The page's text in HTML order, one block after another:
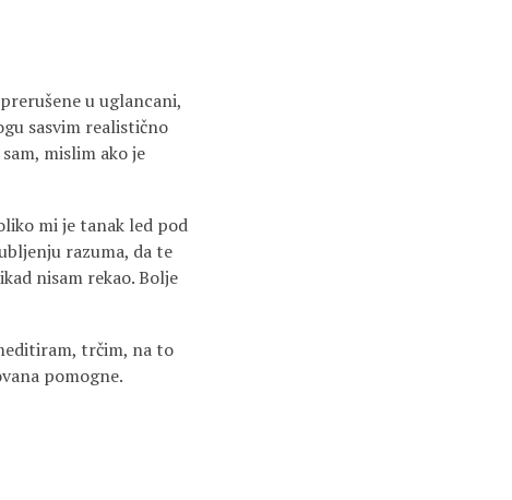
u uglancani,
sasvim realistično
mislim ako je
mi je tanak led pod
razuma, da te
nisam rekao. Bolje
trčim, na to
pomogne.